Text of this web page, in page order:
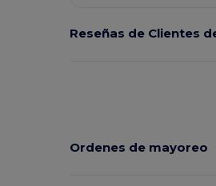
Reseñas de Clientes
Ordenes de mayoreo